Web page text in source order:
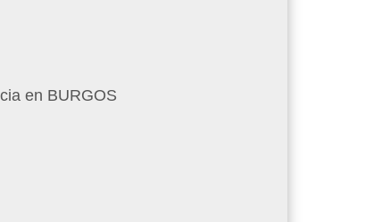
en BURGOS